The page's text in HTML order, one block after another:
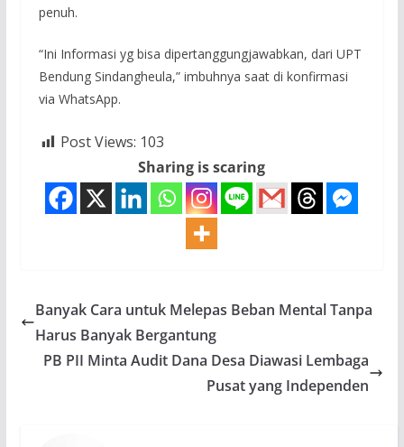
penuh.
“Ini Informasi yg bisa dipertanggungjawabkan, dari UPT
Bendung Sindangheula,” imbuhnya saat di konfirmasi
via WhatsApp.
Post Views: 103
Sharing is scaring
Banyak Cara untuk Melepas Beban Mental Tanpa
Harus Banyak Bergantung
PB PII Minta Audit Dana Desa Diawasi Lembaga
Pusat yang Independen